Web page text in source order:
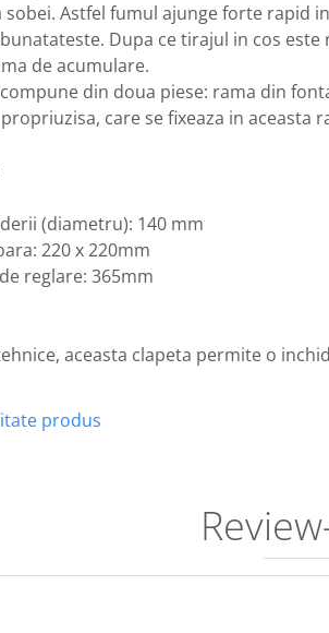
Astfel fumul ajunge forte rapid
Dupa ce tirajul in cos
de acumulare.
din doua piese: rama din
care se fixeaza in aceasta
(diametru): 140 mm
220 x 220mm
reglare: 365mm
aceasta clapeta permite o
produs